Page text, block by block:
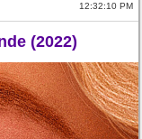
12:32:10 PM
(2022)